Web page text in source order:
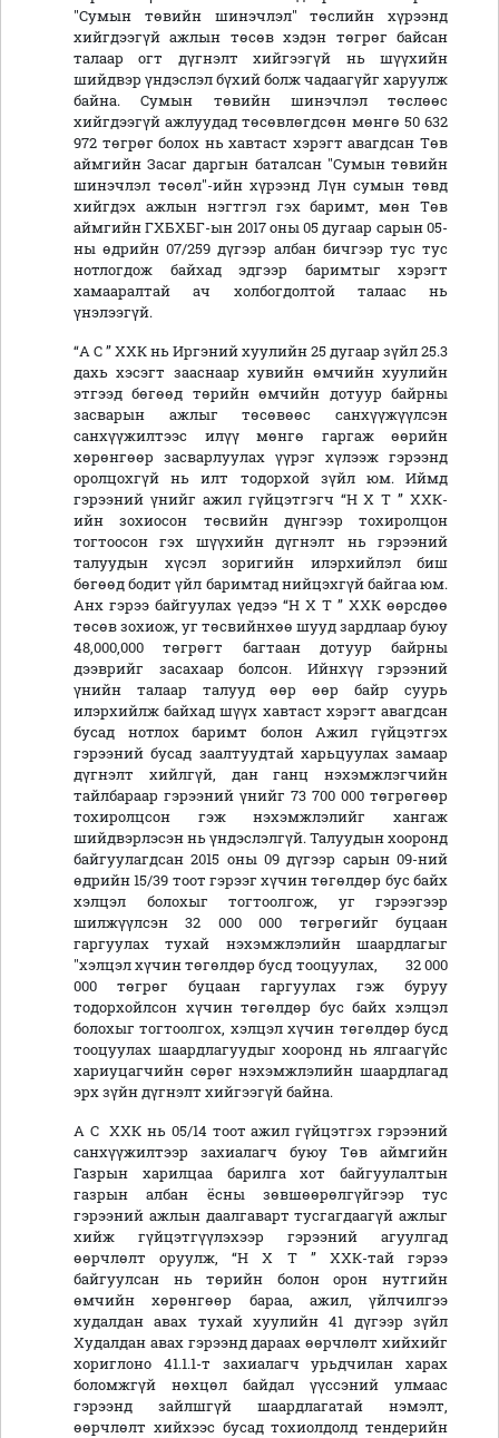
"Сумын төвийн шинэчлэл" төслийн хүрээнд
хийгдээгүй ажлын төсөв хэдэн төгрөг байсан
талаар огт дүгнэлт хийгээгүй нь шүүхийн
шийдвэр үндэслэл бүхий болж чадаагүйг харуулж
байна. Сумын төвийн шинэчлэл төслөөс
хийгдээгүй ажлуудад төсөвлөгдсөн мөнгө 50 632
972 төгрөг болох нь хавтаст хэрэгт авагдсан Төв
аймгийн Засаг даргын баталсан "Сумын төвийн
шинэчлэл төсөл"-ийн хүрээнд Лүн сумын төвд
хийгдэх ажлын нэгтгэл гэх баримт, мөн Төв
аймгийн ГХБХБГ-ын 2017 оны 05 дугаар сарын 05-
ны өдрийн 07/259 дүгээр албан бичгээр тус тус
нотлогдож байхад эдгээр баримтыг хэрэгт
хамааралтай ач холбогдолтой талаас нь
үнэлээгүй.
“А С ” ХХК нь Иргэний хуулийн 25 дугаар зүйл 25.3
дахь хэсэгт зааснаар хувийн өмчийн хуулийн
этгээд бөгөөд төрийн өмчийн дотуур байрны
засварын ажлыг төсөвөөс санхүүжүүлсэн
санхүүжилтээс илүү мөнгө гаргаж өөрийн
хөрөнгөөр засварлуулах үүрэг хүлээж гэрээнд
оролцохгүй нь илт тодорхой зүйл юм. Иймд
гэрээний үнийг ажил гүйцэтгэгч “Н Х Т ” ХХК-
ийн зохиосон төсвийн дүнгээр тохиролцон
тогтоосон гэх шүүхийн дүгнэлт нь гэрээний
талуудын хүсэл зоригийн илэрхийлэл биш
бөгөөд бодит үйл баримтад нийцэхгүй байгаа юм.
Анх гэрээ байгуулах үедээ “Н Х Т ” ХХК өөрсдөө
төсөв зохиож, уг төсвийнхөө шууд зардлаар буюу
48,000,000 төгрөгт багтаан дотуур байрны
дээврийг засахаар болсон. Ийнхүү гэрээний
үнийн талаар талууд өөр өөр байр суурь
илэрхийлж байхад шүүх хавтаст хэрэгт авагдсан
бусад нотлох баримт болон Ажил гүйцэтгэх
гэрээний бусад заалтуудтай харьцуулах замаар
дүгнэлт хийлгүй, дан ганц нэхэмжлэгчийн
тайлбараар гэрээний үнийг 73 700 000 төгрөгөөр
тохиролцсон гэж нэхэмжлэлийг хангаж
шийдвэрлэсэн нь үндэслэлгүй. Талуудын хооронд
байгуулагдсан 2015 оны 09 дүгээр сарын 09-ний
өдрийн 15/39 тоот гэрээг хүчин төгөлдөр бус байх
хэлцэл болохыг тогтоолгож, уг гэрээгээр
шилжүүлсэн 32 000 000 төгрөгийг буцаан
гаргуулах тухай нэхэмжлэлийн шаардлагыг
"хэлцэл хүчин төгөлдөр бусд тооцуулах, 32 000
000 төгрөг буцаан гаргуулах гэж буруу
тодорхойлсон хүчин төгөлдөр бус байх хэлцэл
болохыг тогтоолгох, хэлцэл хүчин төгөлдөр бусд
тооцуулах шаардлагуудыг хооронд нь ялгаагүйс
хариуцагчийн сөрөг нэхэмжлэлийн шаардлагад
эрх зүйн дүгнэлт хийгээгүй байна.
А С ХХК нь 05/14 тоот ажил гүйцэтгэх гэрээний
санхүүжилтээр захиалагч буюу Төв аймгийн
Газрын харилцаа барилга хот байгуулалтын
газрын албан ёсны зөвшөөрөлгүйгээр тус
гэрээний ажлын даалгаварт тусгагдаагүй ажлыг
хийж гүйцэтгүүлэхээр гэрээний агуулгад
өөрчлөлт оруулж, “Н Х Т ” ХХК-тай гэрээ
байгуулсан нь төрийн болон орон нутгийн
өмчийн хөрөнгөөр бараа, ажил, үйлчилгээ
худалдан авах тухай хуулийн 41 дүгээр зүйл
Худалдан авах гэрээнд дараах өөрчлөлт хийхийг
хориглоно 41.1.1-т захиалагч урьдчилан харах
боломжгүй нөхцөл байдал үүссэний улмаас
гэрээнд зайлшгүй шаардлагатай нэмэлт,
өөрчлөлт хийхээс бусад тохиолдолд тендерийн